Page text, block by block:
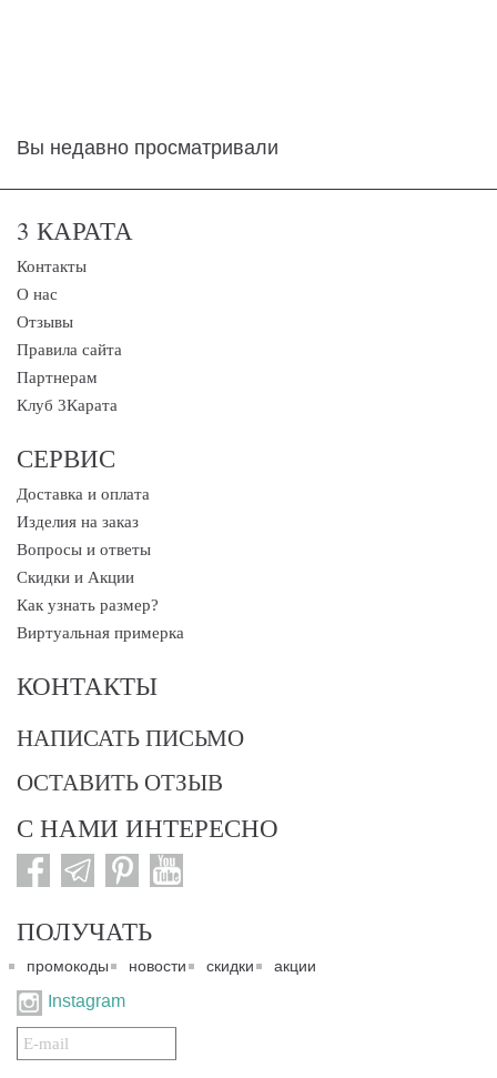
Вы недавно просматривали
3 КАРАТА
Контакты
О нас
Отзывы
Правила сайта
Партнерам
Клуб 3Карата
СЕРВИС
Доставка и оплата
Изделия на заказ
Вопросы и ответы
Скидки и Акции
Как узнать размер?
Виртуальная примерка
КОНТАКТЫ
НАПИСАТЬ ПИСЬМО
ОСТАВИТЬ ОТЗЫВ
С НАМИ ИНТЕРЕСНО
ПОЛУЧАТЬ
промокоды новости скидки акции
Instagram
Подписаться
на